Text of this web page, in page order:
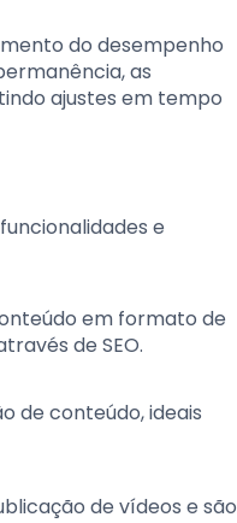
do desempenho
as
ajustes em tempo
e
em formato de
de SEO.
de conteúdo, ideais
de vídeos e são